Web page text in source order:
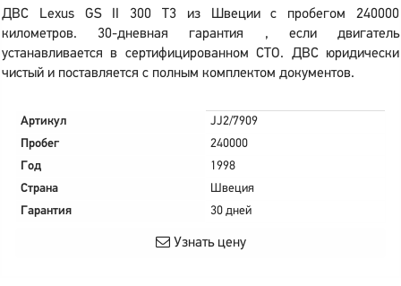
ДВС Lexus GS II 300 T3 из Швеции с пробегом 240000
километров. 30-дневная гарантия , если двигатель
устанавливается в сертифицированном СТО. ДВС юридически
чистый и поставляется с полным комплектом документов.
Артикул
JJ2/7909
Пробег
240000
Год
1998
Страна
Швеция
Гарантия
30 дней
Узнать цену